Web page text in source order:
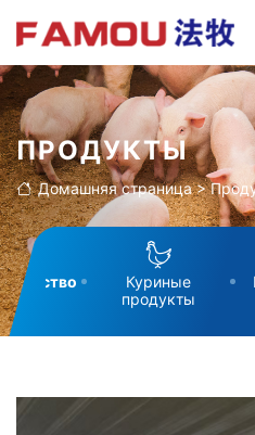
ПРОДУКТЫ
Домашняя страница>
Куриные
продукты